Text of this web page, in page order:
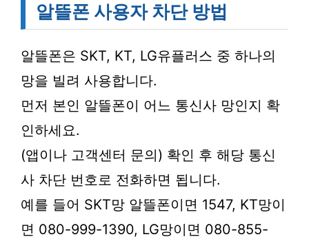
알뜰폰 사용자 차단 방법
알뜰폰은 SKT, KT, LG유플러스 중 하나의
망을 빌려 사용합니다.
먼저 본인 알뜰폰이 어느 통신사 망인지 확
인하세요.
(앱이나 고객센터 문의) 확인 후 해당 통신
사 차단 번호로 전화하면 됩니다.
예를 들어 SKT망 알뜰폰이면 1547, KT망이
면 080-999-1390, LG망이면 080-855-